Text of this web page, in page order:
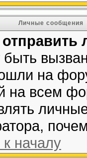
Личные сообщения
на
на всем
началу